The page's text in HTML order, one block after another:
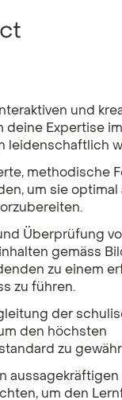
und
deine Expertise
leidenschaftlich
methodische
um sie optimal
Überprüfung
gemäss
zu einem
zu führen.
der
den höchsten
zu
aussagekräftigen
um den